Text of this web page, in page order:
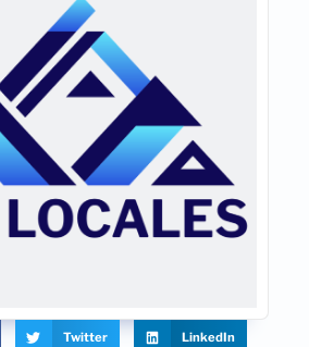
Twitter LinkedIn